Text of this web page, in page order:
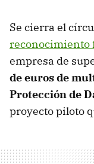
Se cierra el
reconocimiento
empresa de
de euros de
Protección de
proyecto piloto